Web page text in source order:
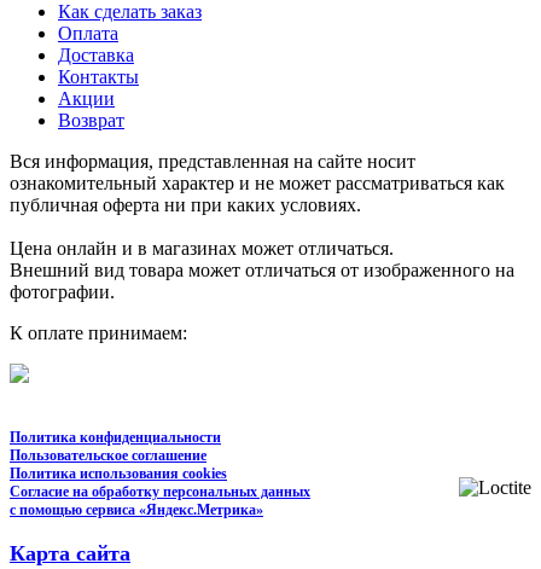
Как сделать заказ
Оплата
Доставка
Контакты
Акции
Возврат
Вся информация, представленная на сайте носит
ознакомительный характер и не может рассматриваться как
публичная оферта ни при каких условиях.
Цена онлайн и в магазинах может отличаться.
Внешний вид товара может отличаться от изображенного на
фотографии.
К оплате принимаем:
Политика конфиденциальности
Пользовательское соглашение
Политика использования cookies
Согласие на обработку персональных данных
с помощью сервиса «Яндекс.Метрика»
Карта сайта